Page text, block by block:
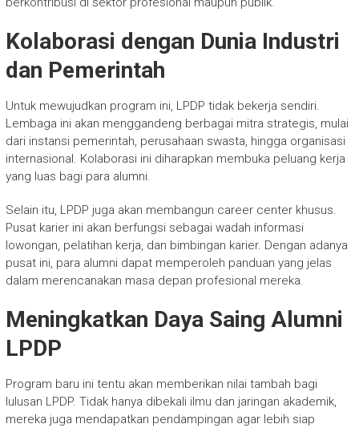
Kolaborasi dengan Dunia Industri
dan Pemerintah
Untuk mewujudkan program ini, LPDP tidak bekerja sendiri.
Lembaga ini akan menggandeng berbagai mitra strategis, mulai
dari instansi pemerintah, perusahaan swasta, hingga organisasi
internasional. Kolaborasi ini diharapkan membuka peluang kerja
yang luas bagi para alumni.
Selain itu, LPDP juga akan membangun career center khusus.
Pusat karier ini akan berfungsi sebagai wadah informasi
lowongan, pelatihan kerja, dan bimbingan karier. Dengan adanya
pusat ini, para alumni dapat memperoleh panduan yang jelas
dalam merencanakan masa depan profesional mereka.
Meningkatkan Daya Saing Alumni
LPDP
Program baru ini tentu akan memberikan nilai tambah bagi
lulusan LPDP. Tidak hanya dibekali ilmu dan jaringan akademik,
mereka juga mendapatkan pendampingan agar lebih siap